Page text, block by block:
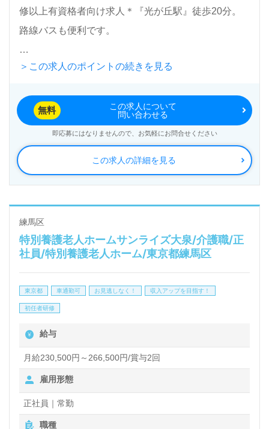
修以上有資格者向け求人＊『光が丘駅』徒歩20分。
路線バスも便利です。
入居定員83名（ユニット型/全室個室）『タムスさく
春和会（本部：千葉県船橋市） 様の運営です。東京
都、埼玉県、千葉県を中心に病院、クリニック、訪問
看護/介護、高齢者施設、保育園事業を展開されてい
ます。グループスローガンは『あんしん』と『まごこ
ろ』。医療×リハビリ×介護の3本の柱でご支援されて
いる法人様です。
◎介護職を通じて『やりがいとチャンスあふれる』未
来を歩む！あなたのこれからを＜ウィルオブ介護＞が
看護助手や介護職経験のある方をお迎えします。特別
代層の職員様が活躍中！副業/Wワーク可能、寮/住宅
手当、食事補助等の手厚い福利厚生も充実の事業所様
です。職員様同士の抜群のチームワークもうれしいポ
イント！『ご利用者様とご家族様のお役に立ちたい、
資格/経験を活かしたい』『資格取得を目指してい
＞この求人のポイントの続きを見る
この求人の詳細を見る
無料
この求人について
問い合わせる
即応募にはなりませんので、お気軽にお問合せください
練馬区
特別養護老人ホームサンライズ大泉/介護職/正
社員/特別養護老人ホーム/東京都練馬区
東京都 車通勤可 お見逃しなく！ 収入アップを目指す！
初任者研修
給与
月給230,500円～266,500円/賞与2回
雇用形態
正社員｜常勤
職種